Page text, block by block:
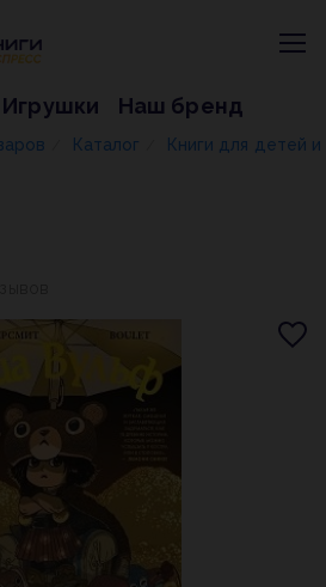
Игрушки Наш бренд
Каталог Книги для детей